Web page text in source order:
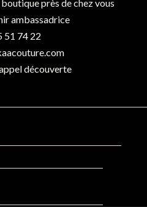
près de chez vous
ambassadrice
51 74 22
découverte